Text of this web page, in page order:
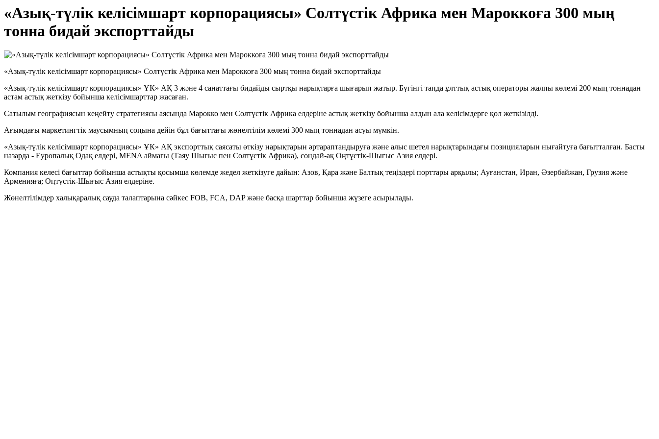
«Азық-түлік келісімшарт корпорациясы» Солтүстік Африка мен Мароккоға 300 мың
тонна бидай экспорттайды
«Азық-түлік келісімшарт корпорациясы» Солтүстік Африка мен Мароккоға 300 мың тонна бидай экспорттайды
«Азық-түлік келісімшарт корпорациясы» ҰК» АҚ 3 және 4 санаттағы бидайды сыртқы нарықтарға шығарып жатыр. Бүгінгі таңда ұлттық астық операторы жалпы көлемі 200 мың тоннадан
астам астық жеткізу бойынша келісімшарттар жасаған.
Сатылым географиясын кеңейту стратегиясы аясында Марокко мен Солтүстік Африка елдеріне астық жеткізу бойынша алдын ала келісімдерге қол жеткізілді.
Ағымдағы маркетингтік маусымның соңына дейін бұл бағыттағы жөнелтілім көлемі 300 мың тоннадан асуы мүмкін.
«Азық-түлік келісімшарт корпорациясы» ҰК» АҚ экспорттық саясаты өткізу нарықтарын әртараптандыруға және алыс шетел нарықтарындағы позицияларын нығайтуға бағытталған. Басты
назарда - Еуропалық Одақ елдері, MENA аймағы (Таяу Шығыс пен Солтүстік Африка), сондай-ақ Оңтүстік-Шығыс Азия елдері.
Компания келесі бағыттар бойынша астықты қосымша көлемде жедел жеткізуге дайын: Азов, Қара және Балтық теңіздері порттары арқылы; Ауғанстан, Иран, Әзербайжан, Грузия және
Арменияға; Оңтүстік-Шығыс Азия елдеріне.
Жөнелтілімдер халықаралық сауда талаптарына сәйкес FOB, FCA, DAP және басқа шарттар бойынша жүзеге асырылады.